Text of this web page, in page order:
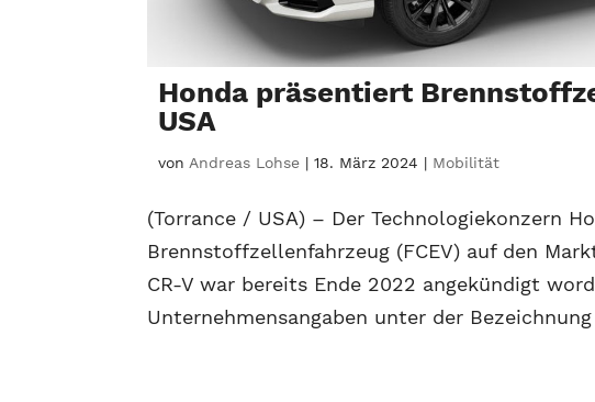
Honda präsentiert
USA
vonAndreas Lohse |18. März 2024 | Mobilität
(Torrance / USA) – Der Technologiekonzern
Brennstoffzellenfahrzeug (FCEV) auf den
CR-V war bereits Ende 2022 angekündigt
Unternehmensangaben unter der Bezeichnung